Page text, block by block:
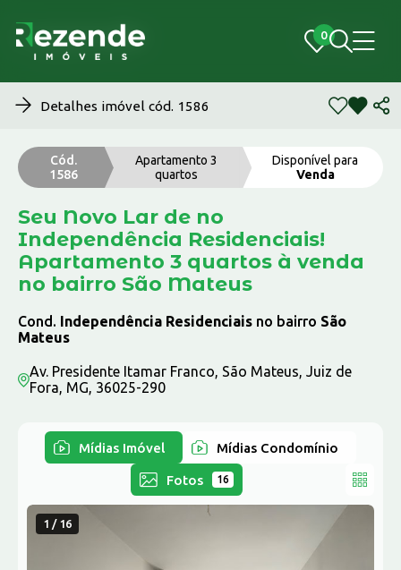
0
0
Detalhes imóvel cód. 1586
Cód.
1586
Apartamento 3
quartos
Disponível para
Venda
Seu Novo Lar de no
Independência Residenciais!
Apartamento 3 quartos à venda
no bairro São Mateus
Cond. Independência Residenciais no bairro São
Mateus
Av. Presidente Itamar Franco, São Mateus, Juiz de
Fora, MG, 36025-290
Mídias Imóvel Mídias Condomínio
Fotos 16
1 / 16